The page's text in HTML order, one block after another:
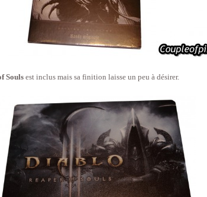
Souls est inclus mais sa finition laisse un peu à désirer.